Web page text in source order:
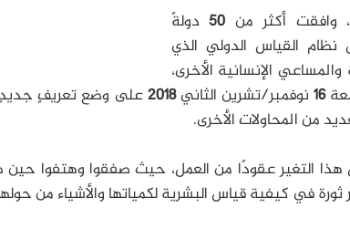
وافقت أكثر من 50 دولةً
نظام القياس الدولي الذي
والمساعي الإنسانية الأخرى،
16 نوفمبر/تشرين الثاني2018على وضع تعريفٍ جديدٍ
من المحاولات الأخرى.
هذا التغير عقودًا من العمل، حيث صفقوا وهتفوا
في كيفية قياس البشرية لكمياتها والأشياء من